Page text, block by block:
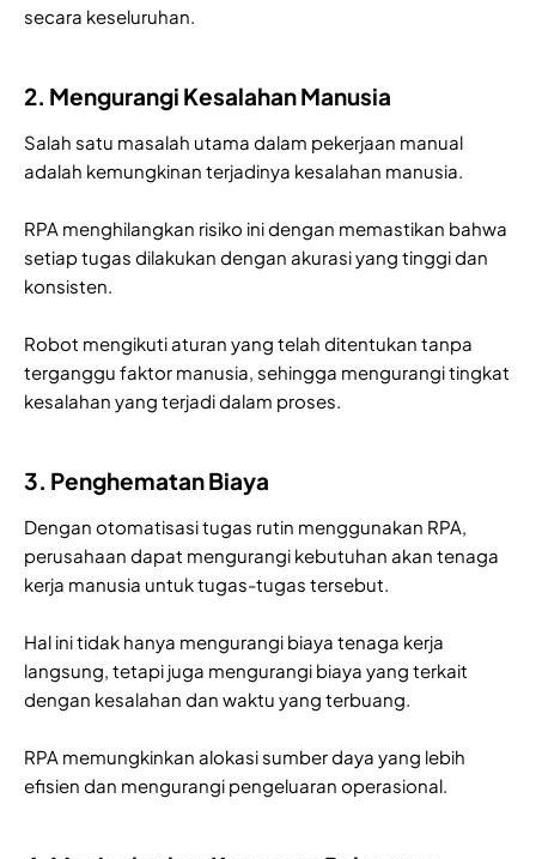
secara keseluruhan.
2. Mengurangi Kesalahan Manusia
Salah satu masalah utama dalam pekerjaan manual
adalah kemungkinan terjadinya kesalahan manusia.
RPA menghilangkan risiko ini dengan memastikan bahwa
setiap tugas dilakukan dengan akurasi yang tinggi dan
konsisten.
Robot mengikuti aturan yang telah ditentukan tanpa
terganggu faktor manusia, sehingga mengurangi tingkat
kesalahan yang terjadi dalam proses.
3. Penghematan Biaya
Dengan otomatisasi tugas rutin menggunakan RPA,
perusahaan dapat mengurangi kebutuhan akan tenaga
kerja manusia untuk tugas-tugas tersebut.
Hal ini tidak hanya mengurangi biaya tenaga kerja
langsung, tetapi juga mengurangi biaya yang terkait
dengan kesalahan dan waktu yang terbuang.
RPA memungkinkan alokasi sumber daya yang lebih
efisien dan mengurangi pengeluaran operasional.